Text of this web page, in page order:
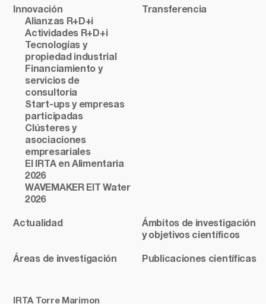
IRTA Torre Marimon
Innovación
Alianzas R+D+i
Actividades R+D+i
Tecnologías y
propiedad industrial
Financiamiento y
servicios de
consultoria
Start-ups y empresas
participadas
Clústeres y
asociaciones
empresariales
El IRTA en Alimentaria
2026
WAVEMAKER EIT Water
2026
Transferencia
Actualidad
Ámbitos de investigación
y objetivos científicos
Áreas de investigación Publicaciones científicas